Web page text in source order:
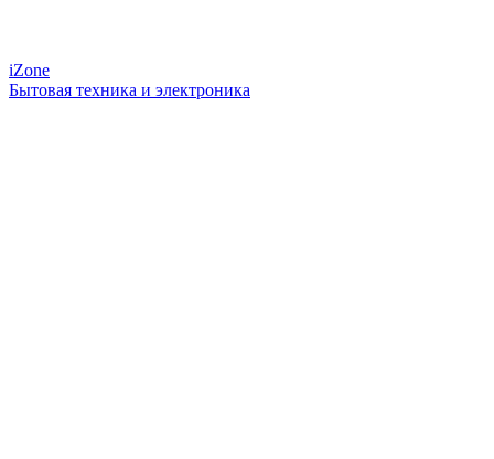
iZone
Бытовая техника и электроника